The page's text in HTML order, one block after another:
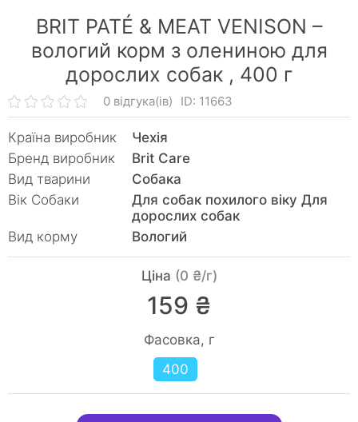
BRIT PATÉ & MEAT VENISON –
вологий корм з олениною для
дорослих собак , 400 г
0 відгука(ів) ID: 11663
Країна виробник
Чехія
Бренд виробник
Brit Care
Вид тварини
Собака
Вік Собаки
Для собак похилого віку Для
дорослих собак
Вид корму
Вологий
Ціна (0 ₴/г)
159 ₴
Фасовка, г
400